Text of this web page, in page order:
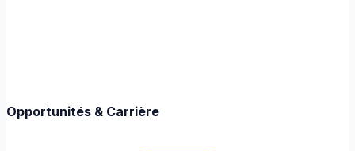
Opportunités & Carrière